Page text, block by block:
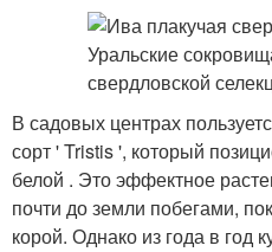
В садовых центрах
сорт ' Tristis ', который
белой . Это эффектное
почти до земли побегами,
корой. Однако из года в год